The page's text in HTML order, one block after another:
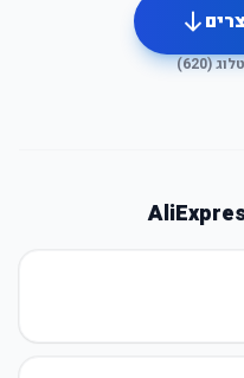
(
620
)